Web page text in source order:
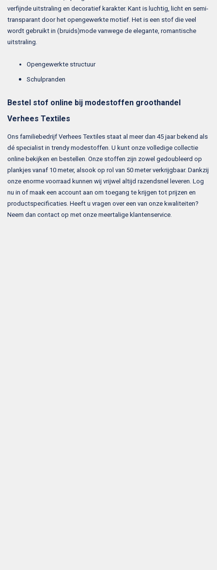
verfijnde uitstraling en decoratief karakter. Kant is luchtig, licht en semi-
transparant door het opengewerkte motief. Het is een stof die veel
wordt gebruikt in (bruids)mode vanwege de elegante, romantische
uitstraling.
Opengewerkte structuur
Schulpranden
Bestel stof online bij modestoffen groothandel
Verhees Textiles
Ons familiebedrijf Verhees Textiles staat al meer dan 45 jaar bekend als
dé specialist in trendy modestoffen. U kunt onze volledige collectie
online bekijken en bestellen. Onze stoffen zijn zowel gedoubleerd op
plankjes vanaf 10 meter, alsook op rol van 50 meter verkrijgbaar. Dankzij
onze enorme voorraad kunnen wij vrijwel altijd razendsnel leveren. Log
nu in of maak een account aan om toegang te krijgen tot prijzen en
productspecificaties. Heeft u vragen over een van onze kwaliteiten?
Neem dan contact op met onze meertalige klantenservice.